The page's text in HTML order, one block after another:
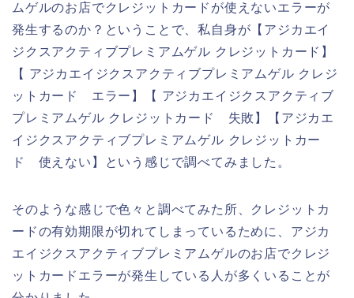
ムゲルのお店でクレジットカードが使えないエラーが
発生するのか？ということで、私自身が【アジカエイ
ジクスアクティブプレミアムゲル クレジットカード】
【 アジカエイジクスアクティブプレミアムゲル クレジ
ットカード エラー】【 アジカエイジクスアクティブ
プレミアムゲル クレジットカード 失敗】【アジカエ
イジクスアクティブプレミアムゲル クレジットカー
ド 使えない】という感じで調べてみました。
そのような感じで色々と調べてみた所、クレジットカ
ードの有効期限が切れてしまっているために、アジカ
エイジクスアクティブプレミアムゲルのお店でクレジ
ットカードエラーが発生している人が多くいることが